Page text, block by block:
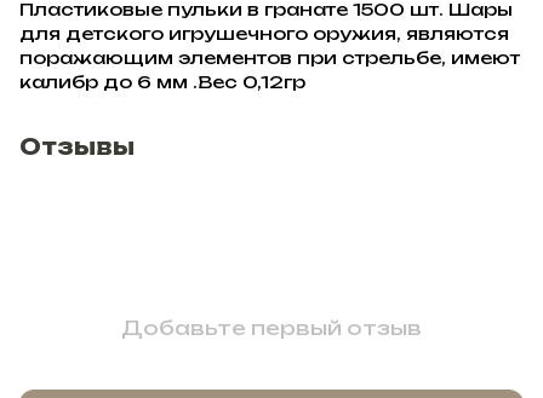
Пластиковые пульки в гранате 1500 шт. Шары
для детского игрушечного оружия, являются
поражающим элементов при стрельбе, имеют
калибр до 6 мм .Вес 0,12гр
Отзывы
Добавьте первый отзыв